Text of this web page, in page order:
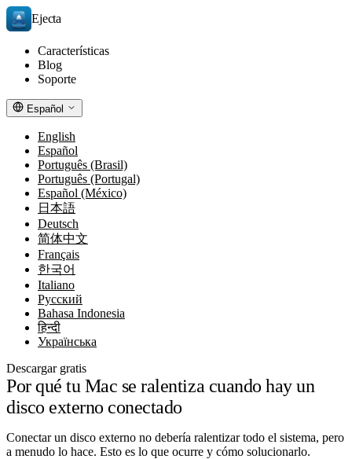
Ejecta
Características
Blog
Soporte
Español
English
Español
Português (Brasil)
Português (Portugal)
Español (México)
日本語
Deutsch
简体中文
Français
한국어
Italiano
Русский
Bahasa Indonesia
हिन्दी
Українська
Descargar gratis
Por qué tu Mac se ralentiza cuando hay un
disco externo conectado
Conectar un disco externo no debería ralentizar todo el sistema, pero
a menudo lo hace. Esto es lo que ocurre y cómo solucionarlo.